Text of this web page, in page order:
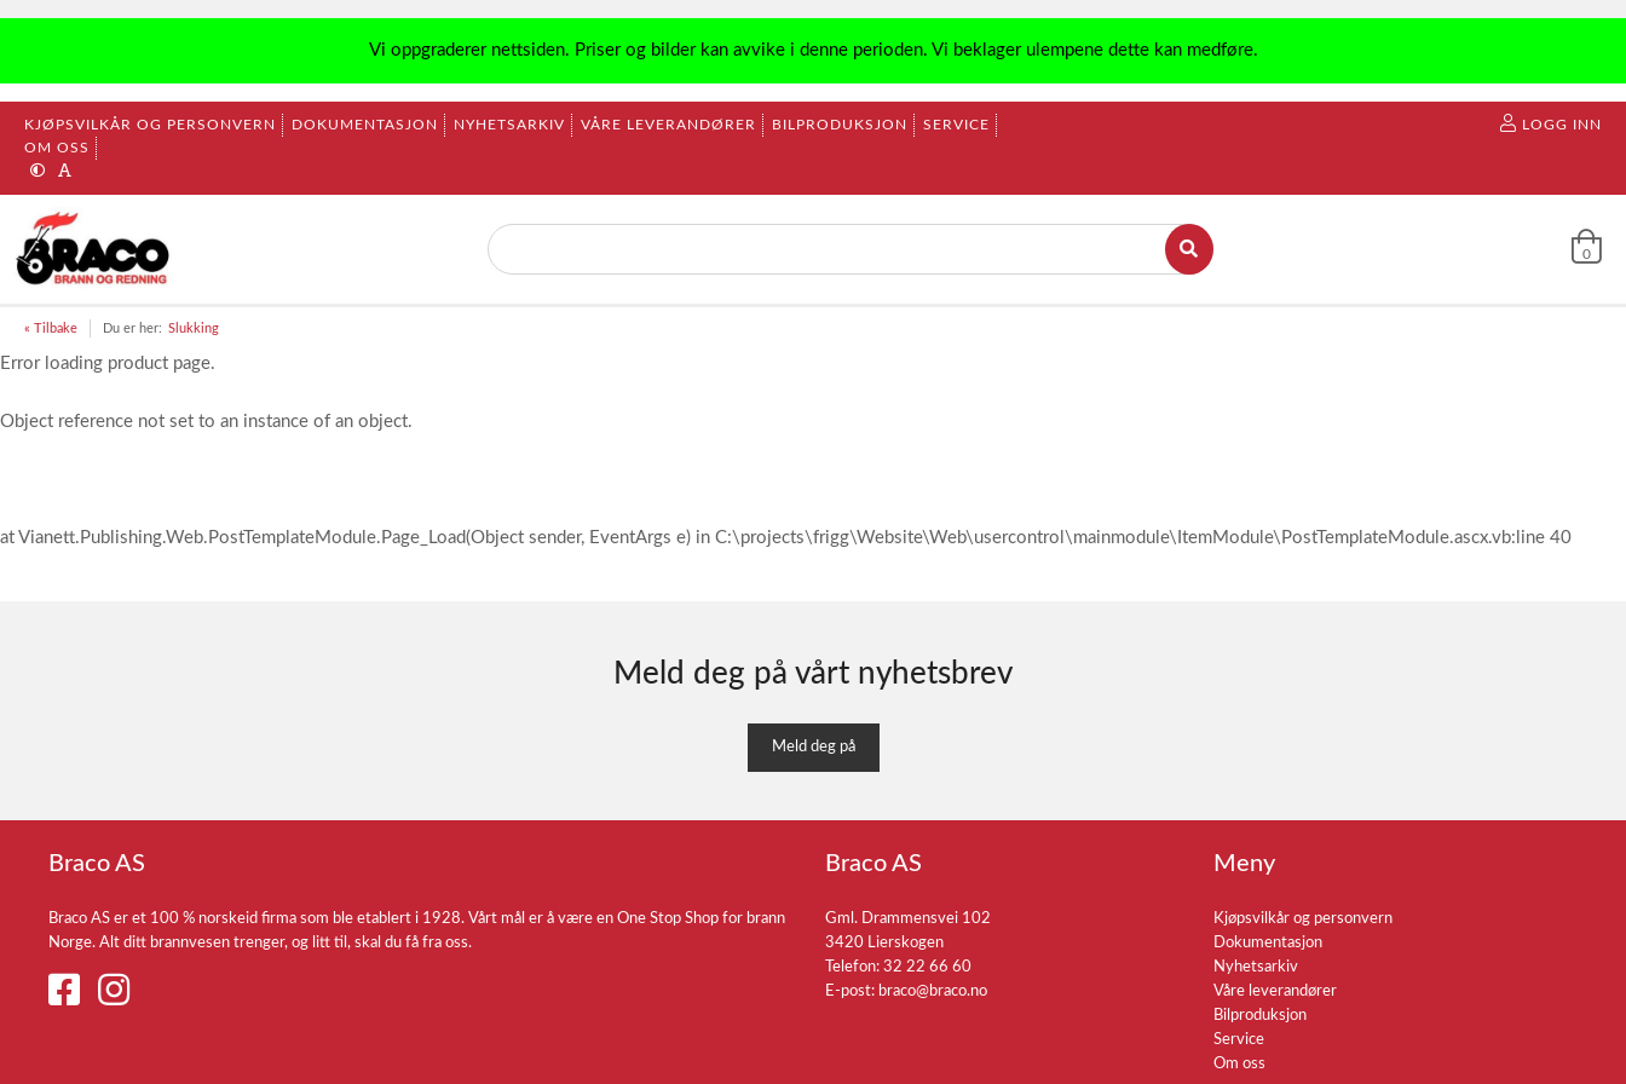
Vi oppgraderer nettsiden. Priser og bilder kan avvike i denne perioden. Vi beklager ulempene dette kan medføre.
KJØPSVILKÅR OG PERSONVERN DOKUMENTASJON NYHETSARKIV VÅRE LEVERANDØRER BILPRODUKSJON
SERVICE
OM OSS
LOGG INN
0
« Tilbake Du er her: Slukking
Error loading product page.
Object reference not set to an instance of an object.
at Vianett.Publishing.Web.PostTemplateModule.Page_Load(Object sender, EventArgs e) in C:\projects\frigg\Website\Web\usercontrol\mainmodule\ItemModule\PostTemplateModule.ascx.vb:line 40
Meld deg på vårt nyhetsbrev
Meld deg på
Braco AS
Braco AS er et 100 % norskeid firma som ble etablert i 1928. Vårt mål er å være en One Stop Shop for brann
Norge. Alt ditt brannvesen trenger, og litt til, skal du få fra oss.
Braco AS
Gml. Drammensvei 102
3420 Lierskogen
Telefon: 32 22 66 60
E-post: braco@braco.no
Meny
Kjøpsvilkår og personvern
Dokumentasjon
Nyhetsarkiv
Våre leverandører
Bilproduksjon
Service
Om oss